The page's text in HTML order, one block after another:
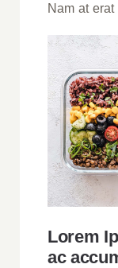
Nam at erat
Lorem
ac